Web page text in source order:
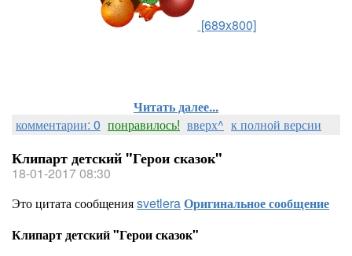
[689x800]
Читать далее...
комментарии: 0 понравилось! вверх^ к полной версии
Клипарт детский "Герои сказок"
18-01-2017 08:30
Это цитата сообщенияsvetleraОригинальное сообщение
Клипарт детский "Герои сказок"